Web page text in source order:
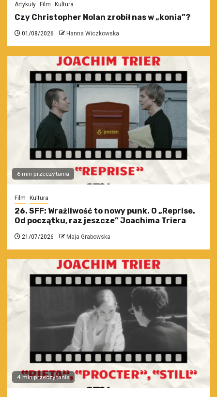
Artykuły Film Kultura
Czy Christopher Nolan zrobił nas w „konia”?
01/08/2026 Hanna Wiczkowska
6 min przeczytania
Film Kultura
26. SFF: Wrażliwość to nowy punk. O „Reprise.
Od początku, raz jeszcze” Joachima Triera
21/07/2026 Maja Grabowska
4 min przeczytania